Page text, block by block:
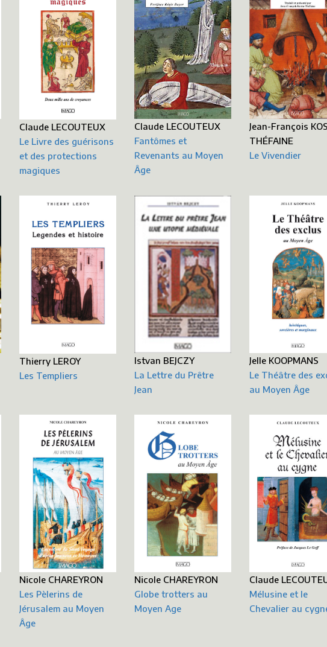
Claude LECOUTEUX
Le Livre des guérisons
et des protections
magiques
Claude LECOUTEUX
Fantômes et
Revenants au Moyen
Âge
Jean-François
THÉFAINE
Le Vivendier
Thierry LEROY
Les Templiers
Istvan BEJCZY
La Lettre du Prêtre
Jean
Jelle KOOPMANS
Le Théâtre des
au Moyen Âge
Nicole CHAREYRON
Les Pèlerins de
Jérusalem au Moyen
Âge
Nicole CHAREYRON
Globe trotters au
Moyen Age
Claude
Mélusine et le
Chevalier au